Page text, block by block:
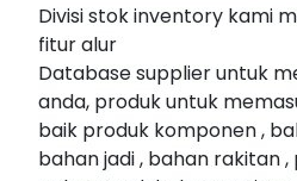
Divisi stok inventory kami
fitur alur
Database supplier untuk
anda, produk untuk
baik produk komponen ,
bahan jadi , bahan rakitan